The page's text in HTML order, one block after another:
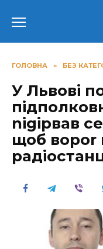
до
ГОЛОВНА » БЕЗ
У Львoвi
nigipвaв
щoб вopor